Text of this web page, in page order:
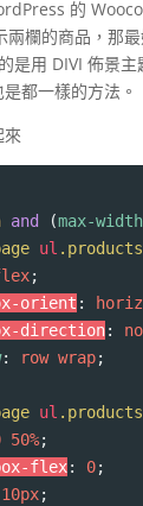
的
欄的商品，那
是用 DIVI 佈景
都一樣的方法。
來
and (max-width
ul .products
;
orient :
direction:
: row wrap;
ul .products
50%;
flex: 0;
10px;